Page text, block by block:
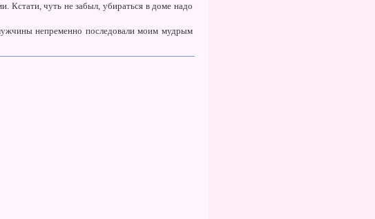
Кстати, чуть не забыл, убираться в доме надо
непременно последовали моим мудрым